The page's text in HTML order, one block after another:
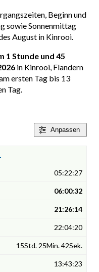
Beginn und
sowie Sonnenmittag
August in Kinrooi.
1 Stunde und 45
in Kinrooi, Flandern
ersten Tag bis 13
Tag.
Anpassen
05:22:27
06:00:32
21:26:14
22:04:20
15Std. 25Min. 42Sek.
13:43:23